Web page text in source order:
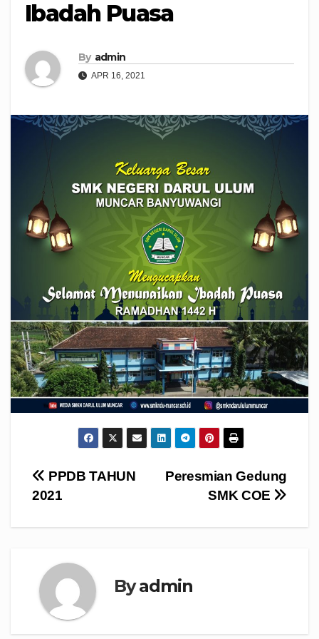
Ibadah Puasa
By admin
APR 16, 2021
Navigasi
Peresmian Gedung
SMK COE
PPDB TAHUN
2021
Byadmin